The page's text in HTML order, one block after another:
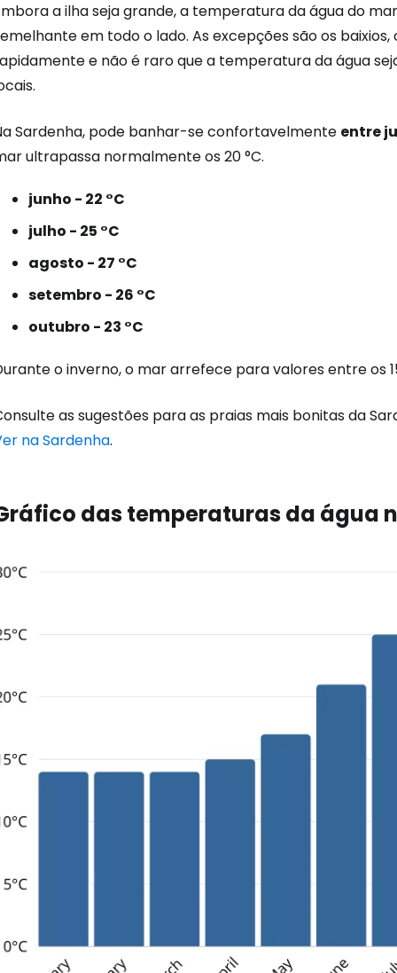
a ilha seja grande, a temperatura da água do
em todo o lado. As excepções são os
e não é raro que a temperatura da água
Sardenha, pode banhar-se confortavelmente entre
ultrapassa normalmente os 20 °C.
junho - 22 °C
julho - 25 °C
agosto - 27 °C
setembro - 26 °C
outubro - 23 °C
o inverno, o mar arrefece para valores entre os 15
as sugestões para as praias mais bonitas da
na Sardenha.
das temperaturas da água
... a comunidade mundial de viajantes
Continuar